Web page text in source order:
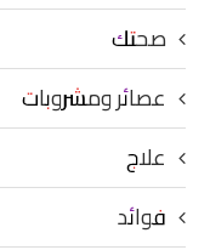
صحتك
عصائر ومشروبات
علاج
فوائد